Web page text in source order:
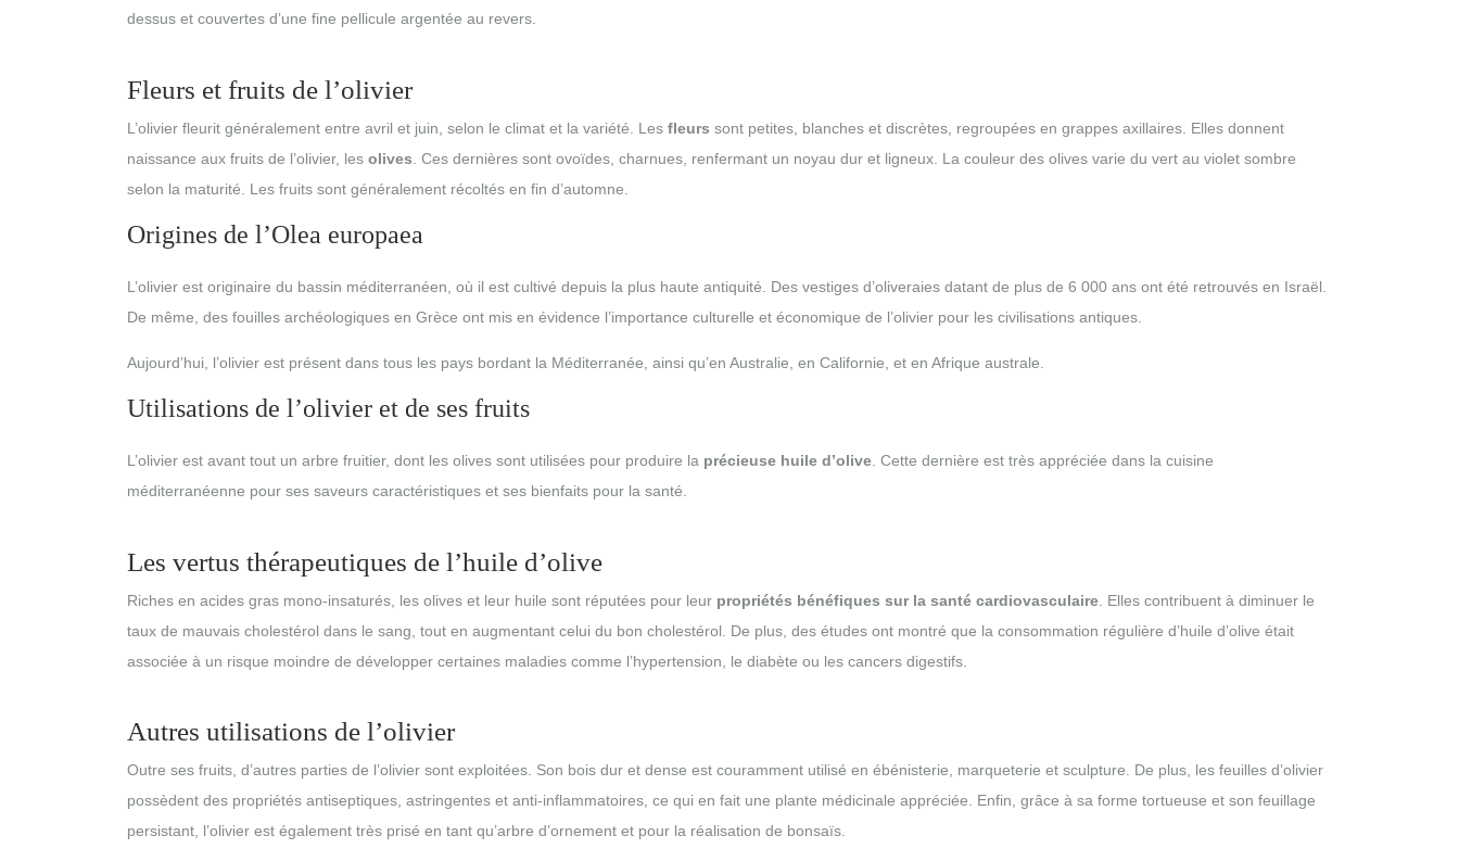
dessus et couvertes d’une fine pellicule argentée au revers.
Fleurs et fruits de l’olivier
L’olivier fleurit généralement entre avril et juin, selon le climat et la variété. Les fleurs sont petites, blanches et discrètes, regroupées en grappes axillaires. Elles donnent
naissance aux fruits de l’olivier, les olives . Ces dernières sont ovoïdes, charnues, renfermant un noyau dur et ligneux. La couleur des olives varie du vert au violet sombre
selon la maturité. Les fruits sont généralement récoltés en fin d’automne.
Origines de l’Olea europaea
L’olivier est originaire du bassin méditerranéen, où il est cultivé depuis la plus haute antiquité. Des vestiges d’oliveraies datant de plus de 6 000 ans ont été retrouvés en Israël.
De même, des fouilles archéologiques en Grèce ont mis en évidence l’importance culturelle et économique de l’olivier pour les civilisations antiques.
Aujourd’hui, l’olivier est présent dans tous les pays bordant la Méditerranée, ainsi qu’en Australie, en Californie, et en Afrique australe.
Utilisations de l’olivier et de ses fruits
L’olivier est avant tout un arbre fruitier, dont les olives sont utilisées pour produire la précieuse huile d’olive . Cette dernière est très appréciée dans la cuisine
méditerranéenne pour ses saveurs caractéristiques et ses bienfaits pour la santé.
Les vertus thérapeutiques de l’huile d’olive
Riches en acides gras mono-insaturés, les olives et leur huile sont réputées pour leur propriétés bénéfiques sur la santé cardiovasculaire . Elles contribuent à diminuer le
taux de mauvais cholestérol dans le sang, tout en augmentant celui du bon cholestérol. De plus, des études ont montré que la consommation régulière d’huile d’olive était
associée à un risque moindre de développer certaines maladies comme l’hypertension, le diabète ou les cancers digestifs.
Autres utilisations de l’olivier
Outre ses fruits, d’autres parties de l’olivier sont exploitées. Son bois dur et dense est couramment utilisé en ébénisterie, marqueterie et sculpture. De plus, les feuilles d’olivier
possèdent des propriétés antiseptiques, astringentes et anti-inflammatoires, ce qui en fait une plante médicinale appréciée. Enfin, grâce à sa forme tortueuse et son feuillage
persistant, l’olivier est également très prisé en tant qu’arbre d’ornement et pour la réalisation de bonsaïs.